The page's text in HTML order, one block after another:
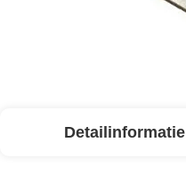
Detailinformatie